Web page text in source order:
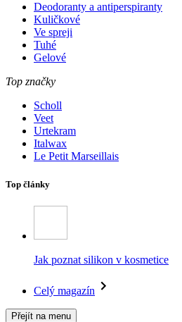
Deodoranty a antiperspiranty
Kuličkové
Ve spreji
Tuhé
Gelové
Top značky
Scholl
Veet
Urtekram
Italwax
Le Petit Marseillais
Top články
Jak poznat silikon v kosmetice
Celý magazín
Přejít na menu